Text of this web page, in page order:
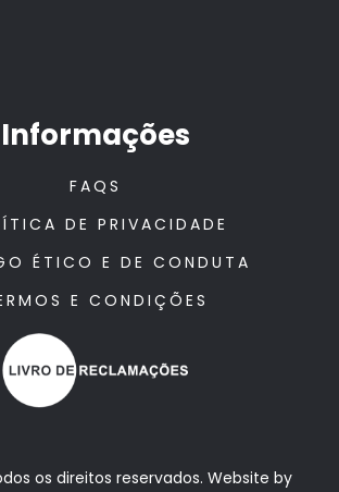
Informações
FAQS
DE PRIVACIDADE
ÉTICO E DE CONDUTA
E CONDIÇÕES
os direitos reservados. Website by